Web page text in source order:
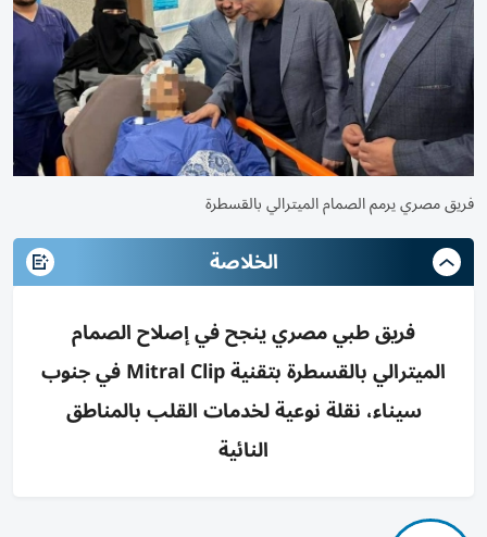
فريق مصري يرمم الصمام الميترالي بالقسطرة
الخلاصة
فريق طبي مصري ينجح في إصلاح الصمام
الميترالي بالقسطرة بتقنية Mitral Clip في جنوب
سيناء، نقلة نوعية لخدمات القلب بالمناطق
النائية